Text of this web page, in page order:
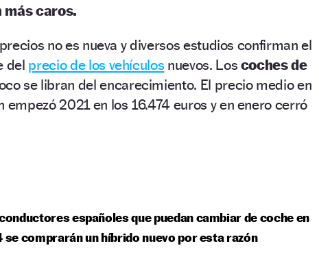
más caros.
no es nueva y diversos estudios confirman el
del precio de los vehículos nuevos. Los coches de
se libran del encarecimiento. El precio medio en
empezó 2021 en los 16.474 euros y en enero cerró
españoles que puedan cambiar de coche en
se comprarán un híbrido nuevo por esta razón